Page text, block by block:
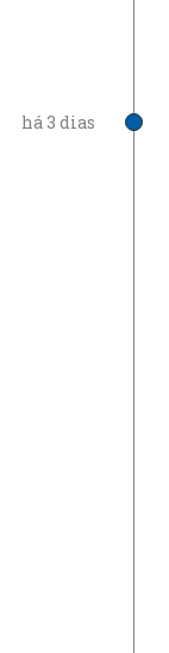
há 3 dias